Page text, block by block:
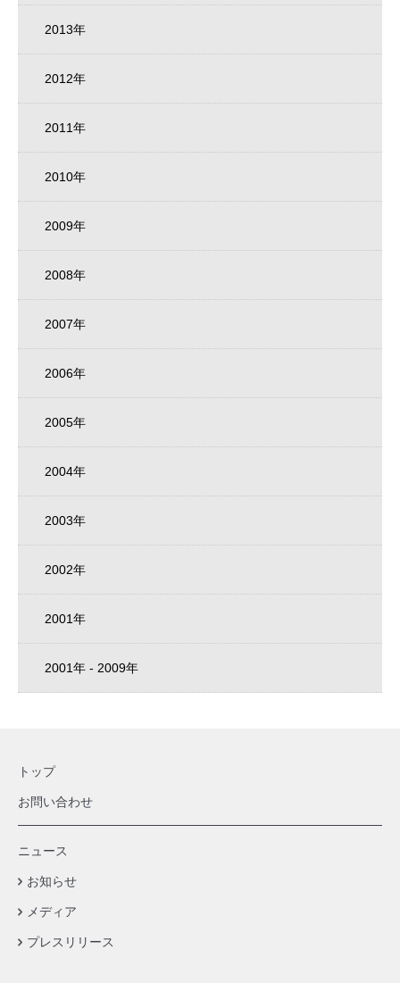
2013年
2012年
2011年
2010年
2009年
2008年
2007年
2006年
2005年
2004年
2003年
2002年
2001年
2001年 - 2009年
トップ
お問い合わせ
ニュース
お知らせ
メディア
プレスリリース